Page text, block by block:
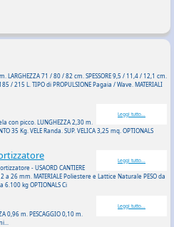
LARGHEZZA 71 / 80 / 82 cm. SPESSORE 9,5 / 11,4 / 12,1 cm.
/ 215 L. TIPO di PROPULSIONE Pagaia / Wave. MATERIALI
Leggi tutto...
con picco. LUNGHEZZA 2,30 m.
35 Kg. VELE Randa. SUP. VELICA 3,25 mq. OPTIONALS
Leggi tutto...
- USAORD CANTIERE
a 26 mm. MATERIALE Poliestere e Lattice Naturale PESO da
6.100 kg OPTIONALS Ci
Leggi tutto...
0,96 m. PESCAGGIO 0,10 m.